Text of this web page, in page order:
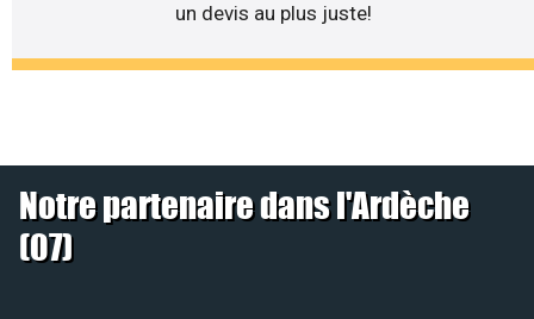
un devis au plus juste!
Notre partenaire dans l'Ardèche
(07)